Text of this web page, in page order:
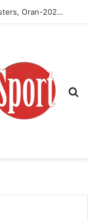
Championnat national d’été open et masters, Oran-2026 — Le CRB s’adjuge le titre